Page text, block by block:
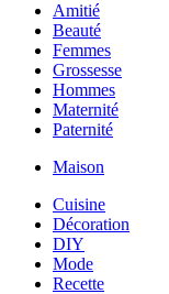
Amitié
Beauté
Femmes
Grossesse
Hommes
Maternité
Paternité
Maison
Cuisine
Décoration
DIY
Mode
Recette